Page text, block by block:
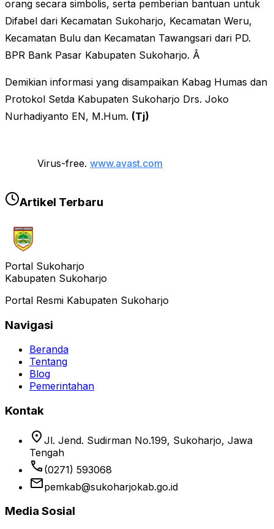
orang secara simbolis, serta pemberian bantuan untuk
Difabel dari Kecamatan Sukoharjo, Kecamatan Weru,
Kecamatan Bulu dan Kecamatan Tawangsari dari PD.
BPR Bank Pasar Kabupaten Sukoharjo. Â
Demikian informasi yang disampaikan Kabag Humas dan
Protokol Setda Kabupaten Sukoharjo Drs. Joko
Nurhadiyanto EN, M.Hum. (Tj)
Virus-free. www.avast.com
Artikel Terbaru
Portal Sukoharjo
Kabupaten Sukoharjo
Portal Resmi Kabupaten Sukoharjo
Navigasi
Beranda
Tentang
Blog
Pemerintahan
Kontak
location_on Jl. Jend. Sudirman No.199, Sukoharjo, Jawa
Tengah
phone (0271) 593068
emailpemkab@sukoharjokab.go.id
Media Sosial